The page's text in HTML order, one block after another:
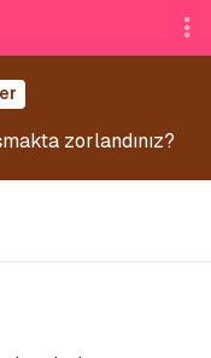
zorlandınız?